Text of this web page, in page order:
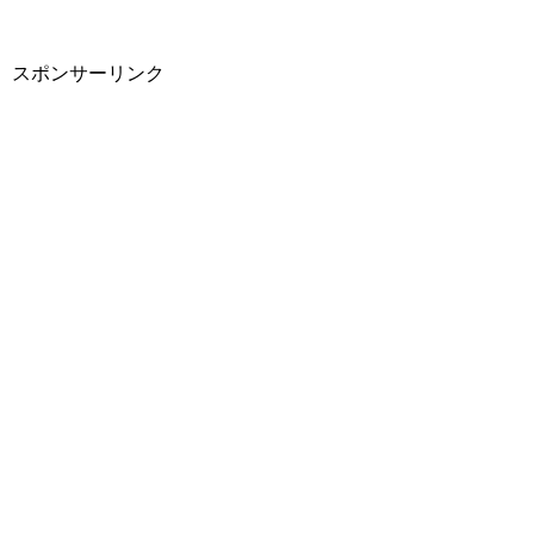
スポンサーリンク